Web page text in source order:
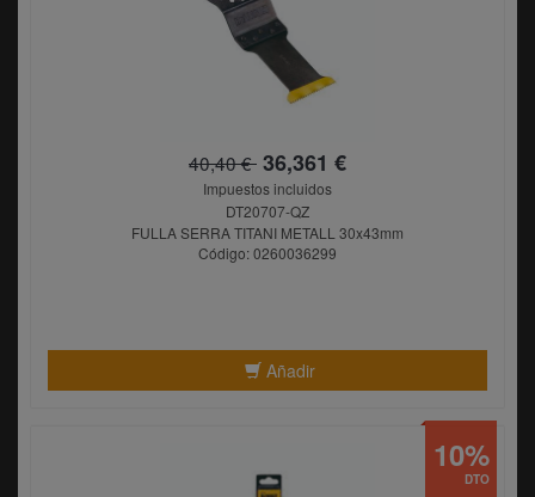
40,40 € 36,361 €
Impuestos incluidos
DT20707-QZ
FULLA SERRA TITANI METALL 30x43mm
Código: 0260036299
Añadir
DTO
10%